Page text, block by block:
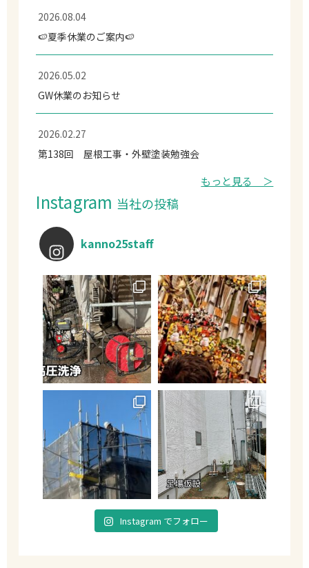
2026.08.04
🍉夏季休業のご案内🍉
2026.05.02
GW休業のお知らせ
2026.02.27
第138回 屋根工事・外壁塗装勉強会
もっと見る ＞
Instagram 当社の投稿
kanno25staff
Instagram でフォロー